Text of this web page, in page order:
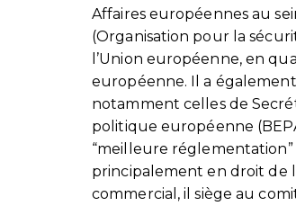
Affaires européennes au
(Organisation pour la
l’Union européenne, en
européenne. Il a
notamment celles de
politique européenne
“meilleure
principalement en droit de
commercial, il siège au